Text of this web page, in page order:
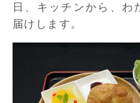
日、キッチンから、わ
届けします。